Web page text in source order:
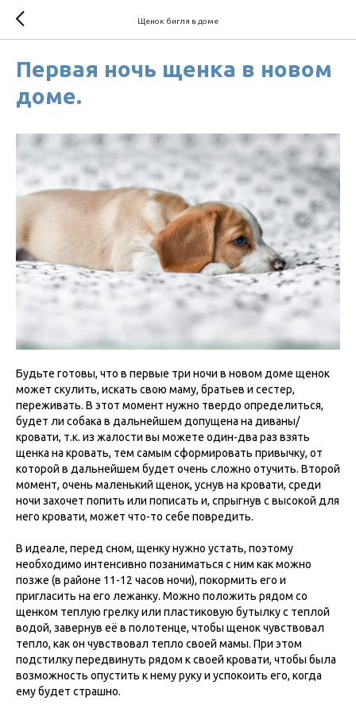
Щенок бигля в доме
Первая ночь щенка в новом
доме.
Будьте готовы, что в первые три ночи в новом доме щенок
может скулить, искать свою маму, братьев и сестер,
переживать. В этот момент нужно твердо определиться,
будет ли собака в дальнейшем допущена на диваны/
кровати, т.к. из жалости вы можете один-два раз взять
щенка на кровать, тем самым сформировать привычку, от
которой в дальнейшем будет очень сложно отучить. Второй
момент, очень маленький щенок, уснув на кровати, среди
ночи захочет попить или пописать и, спрыгнув с высокой для
него кровати, может что-то себе повредить.
В идеале, перед сном, щенку нужно устать, поэтому
необходимо интенсивно позаниматься с ним как можно
позже (в районе 11-12 часов ночи), покормить его и
пригласить на его лежанку. Можно положить рядом со
щенком теплую грелку или пластиковую бутылку с теплой
водой, завернув её в полотенце, чтобы щенок чувствовал
тепло, как он чувствовал тепло своей мамы. При этом
подстилку передвинуть рядом к своей кровати, чтобы была
возможность опустить к нему руку и успокоить его, когда
ему будет страшно.